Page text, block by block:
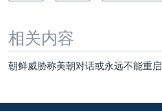
相关内容
朝鲜威胁称美朝对话或永远不能重启